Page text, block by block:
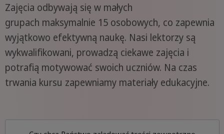
Zajęcia odbywają się w małych
grupach maksymalnie 15 osobowych, co zapewnia
wyjątkowo efektywną naukę. Nasi lektorzy są
wykwalifikowani, prowadzą ciekawe zajęcia i
potrafią motywować swoich uczniów. Na czas
trwania kursu zapewniamy materiały edukacyjne.